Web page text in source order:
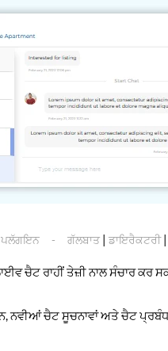
ਪਲੱਗਇਨ ਗੱਲਬਾਤ | ਡਾਇਰੈਕਟਰੀ|
ਚੈਟ ਰਾਹੀਂ ਤੇਜ਼ੀ ਨਾਲ ਸੰਚਾਰ ਕਰ
ਨਵੀਆਂ ਚੈਟ ਸੂਚਨਾਵਾਂ ਅਤੇ ਚੈਟ